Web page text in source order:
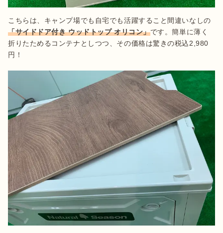
こちらは、キャンプ場でも自宅でも活躍すること間違いなしの
「サイドドア付き ウッドトップ オリコン」です。簡単に薄く
折りたためるコンテナとしつつ、その価格は驚きの税込2,980
円！